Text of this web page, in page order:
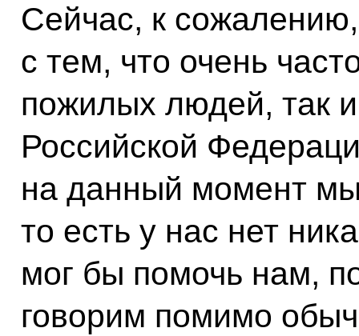
Сейчас, к
с тем, что очень
пожилых людей, так
Российской
на данный момент
то есть у нас нет
мог бы помочь нам,
говорим помимо